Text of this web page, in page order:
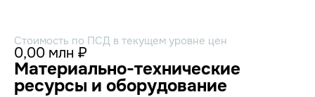
Стоимость по ПСД в текущем уровне цен
0,00 млн ₽
Материально-технические
ресурсы и оборудование